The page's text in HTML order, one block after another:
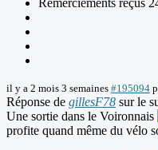
Remerciements reçus
il y a 2 mois 3 semaines #195094
Réponse de gillesF78 sur le
Une sortie dans le Voironnais
profite quand même du vélo